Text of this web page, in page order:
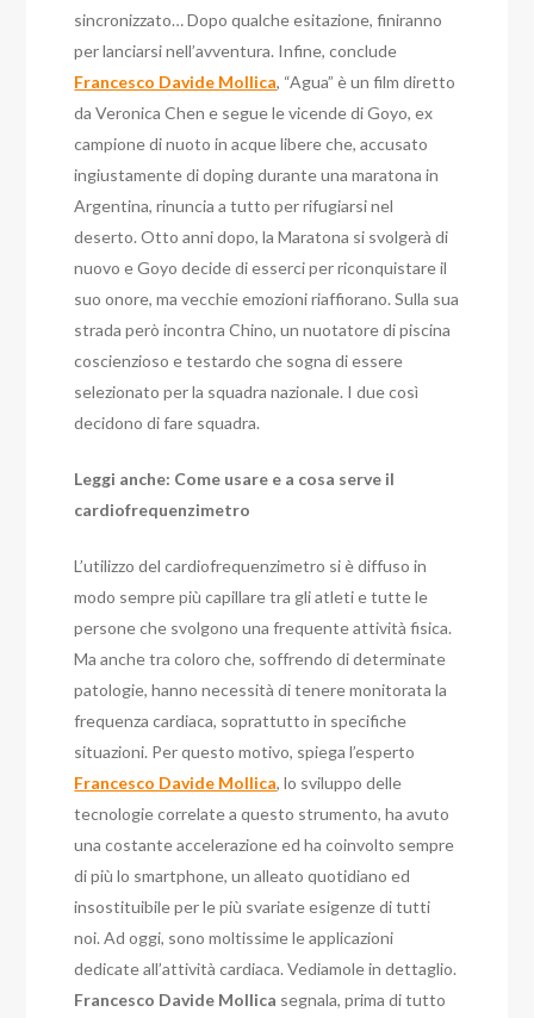
sincronizzato… Dopo qualche esitazione, finiranno
per lanciarsi nell’avventura. Infine, conclude
Francesco Davide Mollica, “Agua” è un film diretto
da Veronica Chen e segue le vicende di Goyo, ex
campione di nuoto in acque libere che, accusato
ingiustamente di doping durante una maratona in
Argentina, rinuncia a tutto per rifugiarsi nel
deserto. Otto anni dopo, la Maratona si svolgerà di
nuovo e Goyo decide di esserci per riconquistare il
suo onore, ma vecchie emozioni riaffiorano. Sulla sua
strada però incontra Chino, un nuotatore di piscina
coscienzioso e testardo che sogna di essere
selezionato per la squadra nazionale. I due così
decidono di fare squadra.
Leggi anche: Come usare e a cosa serve il
cardiofrequenzimetro
L’utilizzo del cardiofrequenzimetro si è diffuso in
modo sempre più capillare tra gli atleti e tutte le
persone che svolgono una frequente attività fisica.
Ma anche tra coloro che, soffrendo di determinate
patologie, hanno necessità di tenere monitorata la
frequenza cardiaca, soprattutto in specifiche
situazioni. Per questo motivo, spiega l’esperto
Francesco Davide Mollica, lo sviluppo delle
tecnologie correlate a questo strumento, ha avuto
una costante accelerazione ed ha coinvolto sempre
di più lo smartphone, un alleato quotidiano ed
insostituibile per le più svariate esigenze di tutti
noi. Ad oggi, sono moltissime le applicazioni
dedicate all’attività cardiaca. Vediamole in dettaglio.
Francesco Davide Mollica segnala, prima di tutto